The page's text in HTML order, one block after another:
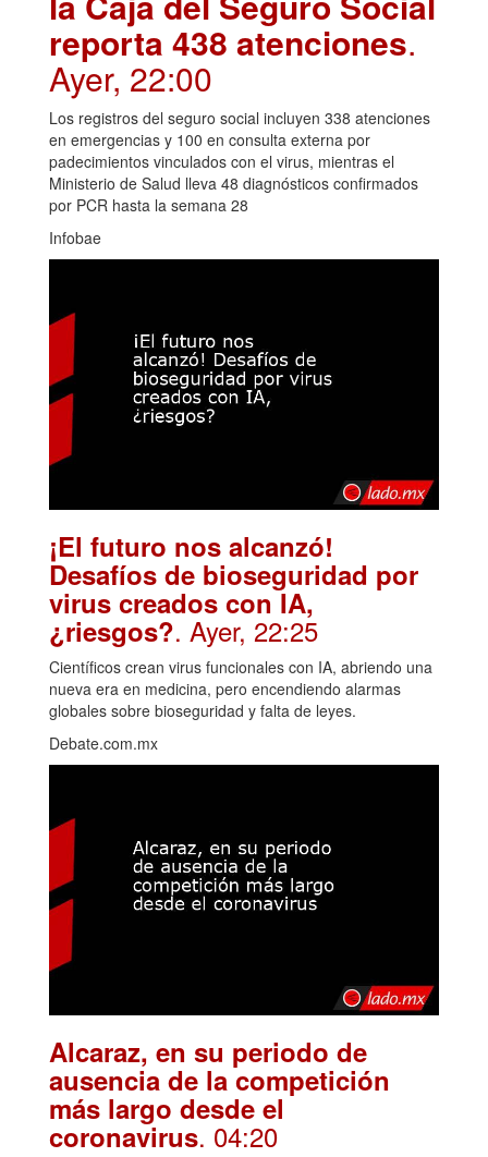
reporta 438 atenciones.
Ayer, 22:00
Los registros del seguro social incluyen 338 atenciones
en emergencias y 100 en consulta externa por
padecimientos vinculados con el virus, mientras el
Ministerio de Salud lleva 48 diagnósticos confirmados
por PCR hasta la semana 28
Infobae
¡El futuro nos alcanzó!
Desafíos de bioseguridad por
virus creados con IA,
¿riesgos?. Ayer, 22:25
Científicos crean virus funcionales con IA, abriendo una
nueva era en medicina, pero encendiendo alarmas
globales sobre bioseguridad y falta de leyes.
Debate.com.mx
Alcaraz, en su periodo de
ausencia de la competición
más largo desde el
coronavirus. 04:20